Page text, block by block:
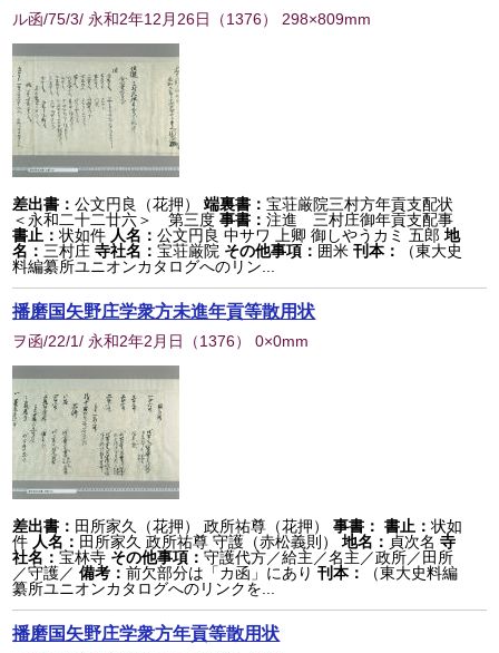
ル函/75/3/ 永和2年12月26日 （1376） 298×809mm
差出書：公文円良（花押） 端裏書：宝荘厳院三村方年貢支配状
＜永和二十二廿六＞ 第三度 事書：注進 三村庄御年貢支配事
書止：状如件 人名：公文円良 中サワ 上卿 御しやうカミ 五郎 地
名： 三村庄 寺社名：宝荘厳院 その他事項： 囲米刊本：
（東大史
料編纂所ユニオンカタログへのリン...
播磨国矢野庄学衆方未進年貢等散用状
ヲ函/22/1/ 永和2年2月日 （1376） 0×0mm
差出書： 田所家久（花押） 政所祐尊（花押） 事書： 書止：状如
件 人名： 田所家久 政所祐尊 守護（赤松義則） 地名： 貞次名 寺
社名：宝林寺 その他事項：守護代方／給主／名主／政所／田所
／守護／備考：前欠部分は「カ函」にあり 刊本：
（東大史料編
纂所ユニオンカタログへのリンクを...
播磨国矢野庄学衆方年貢等散用状